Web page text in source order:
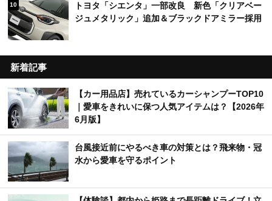
10
トヨタ「シエンタ」一部改良 新色「クリアベー
ジュメタリック」追加＆ブラックドアミラー採用
新着記事
【カー用品店】売れているカーシャンプーTOP10
｜愛車をきれいに保つ人気アイテムは？【2026年
6月版】
台風接近前にやるべき車の対策とは？飛来物・冠
水から愛車を守るポイント